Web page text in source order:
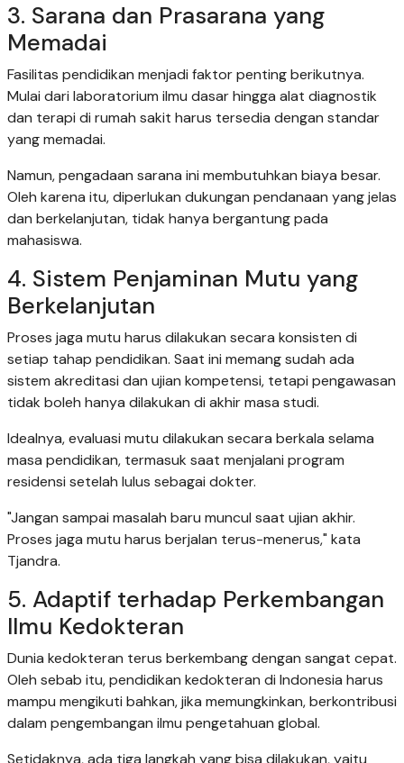
3. Sarana dan Prasarana yang
Memadai
Fasilitas pendidikan menjadi faktor penting berikutnya.
Mulai dari laboratorium ilmu dasar hingga alat diagnostik
dan terapi di rumah sakit harus tersedia dengan standar
yang memadai.
Namun, pengadaan sarana ini membutuhkan biaya besar.
Oleh karena itu, diperlukan dukungan pendanaan yang jelas
dan berkelanjutan, tidak hanya bergantung pada
mahasiswa.
4. Sistem Penjaminan Mutu yang
Berkelanjutan
Proses jaga mutu harus dilakukan secara konsisten di
setiap tahap pendidikan. Saat ini memang sudah ada
sistem akreditasi dan ujian kompetensi, tetapi pengawasan
tidak boleh hanya dilakukan di akhir masa studi.
Idealnya, evaluasi mutu dilakukan secara berkala selama
masa pendidikan, termasuk saat menjalani program
residensi setelah lulus sebagai dokter.
"Jangan sampai masalah baru muncul saat ujian akhir.
Proses jaga mutu harus berjalan terus-menerus," kata
Tjandra.
5. Adaptif terhadap Perkembangan
Ilmu Kedokteran
Dunia kedokteran terus berkembang dengan sangat cepat.
Oleh sebab itu, pendidikan kedokteran di Indonesia harus
mampu mengikuti bahkan, jika memungkinkan, berkontribusi
dalam pengembangan ilmu pengetahuan global.